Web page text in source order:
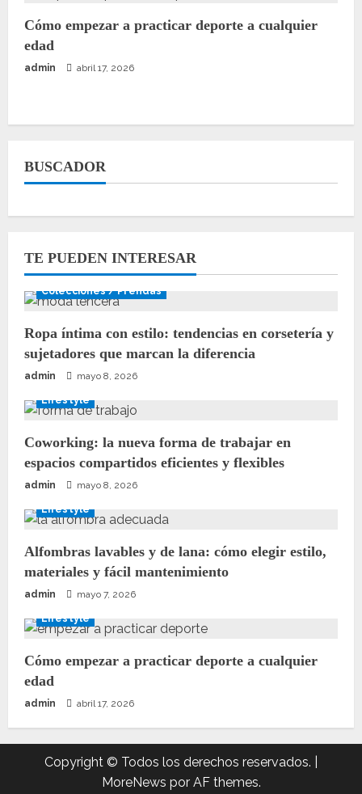
Cómo empezar a practicar deporte a cualquier
edad
admin abril 17, 2026
BUSCADOR
TE PUEDEN INTERESAR
Colecciones / Prendas
Ropa íntima con estilo: tendencias en corsetería y
sujetadores que marcan la diferencia
admin mayo 8, 2026
Lifestyle
Coworking: la nueva forma de trabajar en
espacios compartidos eficientes y flexibles
admin mayo 8, 2026
Lifestyle
Alfombras lavables y de lana: cómo elegir estilo,
materiales y fácil mantenimiento
admin mayo 7, 2026
Lifestyle
Cómo empezar a practicar deporte a cualquier
edad
admin abril 17, 2026
Copyright © Todos los derechos reservados.
MoreNews por AF themes.